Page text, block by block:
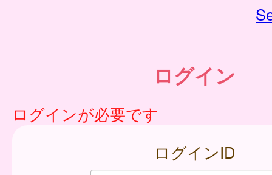
ログイン
ログインが必要です
ログインID